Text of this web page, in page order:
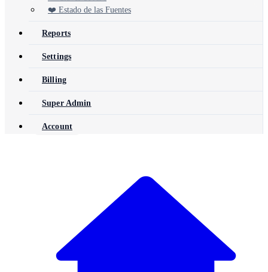
❤️ Estado de las Fuentes
Reports
Settings
Billing
Super Admin
Account